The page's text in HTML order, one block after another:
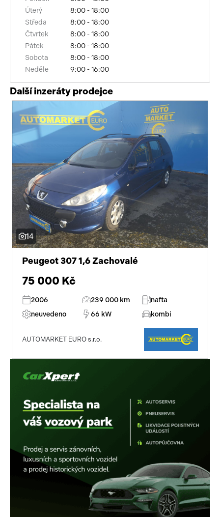
Úterý
8:00 - 18:00
Středa
8:00 - 18:00
Čtvrtek
8:00 - 18:00
Pátek
8:00 - 18:00
Sobota
8:00 - 18:00
Neděle
9:00 - 16:00
Další inzeráty prodejce
14
Peugeot 307 1,6 Zachovalé
75 000 Kč
2006 239 000 km
nafta
neuvedeno
66 kW kombi
AUTOMARKET EURO s.r.o.